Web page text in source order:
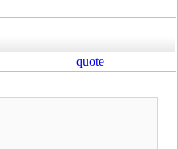
quote